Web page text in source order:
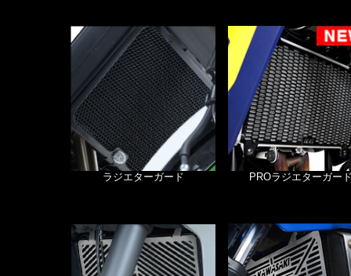
ラジエターガード PROラジエターガー